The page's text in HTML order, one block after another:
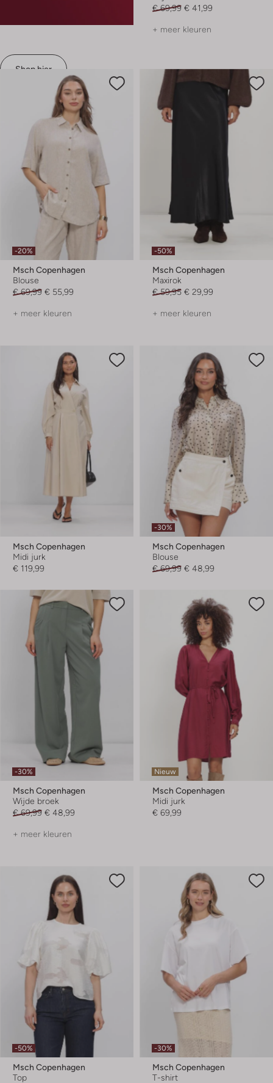
Shop hier
€ 69,99 € 41,99
+ meer kleuren
-20%
Msch Copenhagen
Blouse
€ 69,99 € 55,99
+ meer kleuren
-50%
Msch Copenhagen
Maxirok
€ 59,95 € 29,99
+ meer kleuren
Msch Copenhagen
Midi jurk
€ 119,99
-30%
Msch Copenhagen
Blouse
€ 69,99 € 48,99
-30%
Msch Copenhagen
Wijde broek
€ 69,99 € 48,99
+ meer kleuren
Nieuw
Msch Copenhagen
Midi jurk
€ 69,99
-50%
Msch Copenhagen
Top
-30%
Msch Copenhagen
T-shirt